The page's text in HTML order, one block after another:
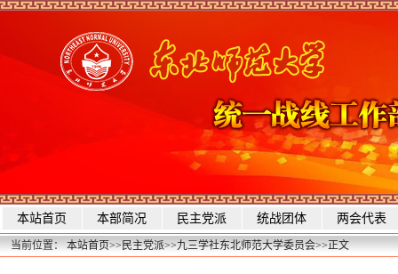
本站首页 本部简况 民主党派 统战团体 两会代表
当前位置：本站首页>>民主党派>>九三学社东北师范大学委员会>>正文